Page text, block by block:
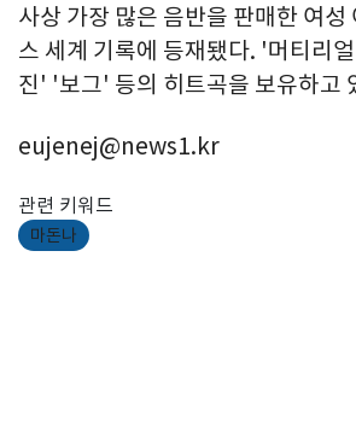
사상 가장 많은 음반을 판매한 여성
스 세계 기록에 등재됐다. '머티리
진' '보그' 등의 히트곡을 보유하고
eujenej@news1.kr
관련 키워드
마돈나